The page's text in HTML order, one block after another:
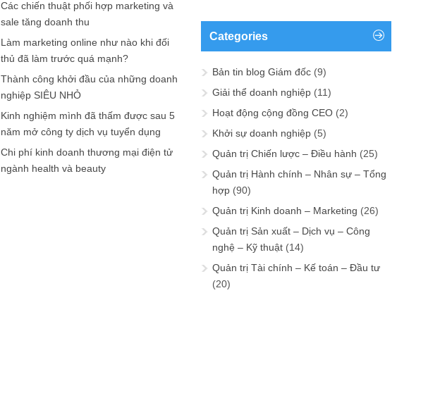
Các chiến thuật phối hợp marketing và
sale tăng doanh thu
Làm marketing online như nào khi đối
thủ đã làm trước quá mạnh?
Thành công khởi đầu của những doanh
nghiệp SIÊU NHỎ
Kinh nghiệm mình đã thấm được sau 5
năm mở công ty dịch vụ tuyển dụng
Chi phí kinh doanh thương mại điện tử
ngành health và beauty
Categories
Bản tin blog Giám đốc (9)
Giải thể doanh nghiệp (11)
Hoạt động cộng đồng CEO (2)
Khởi sự doanh nghiệp (5)
Quản trị Chiến lược – Điều hành (25)
Quản trị Hành chính – Nhân sự – Tổng
hợp (90)
Quản trị Kinh doanh – Marketing (26)
Quản trị Sản xuất – Dịch vụ – Công
nghệ – Kỹ thuật (14)
Quản trị Tài chính – Kế toán – Đầu tư
(20)